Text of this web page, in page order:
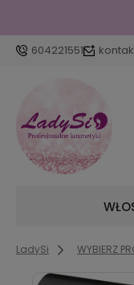
604221551
LadySi WYBIERZ